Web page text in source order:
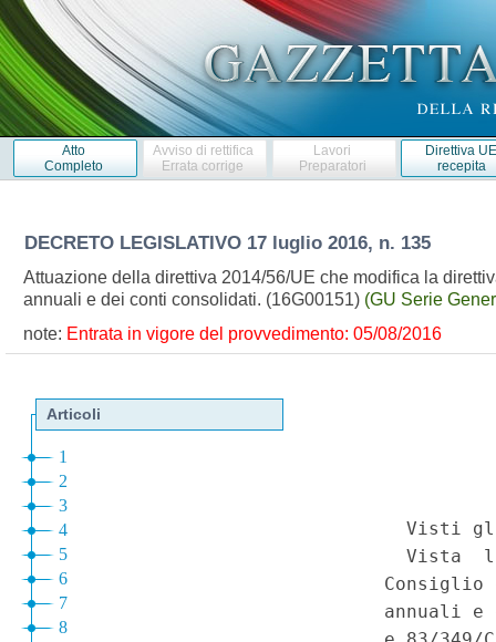
Atto
Completo
Avviso di rettifica
Errata corrige
Lavori
Preparatori
Direttiva
recepita
DECRETO LEGISLATIVO 17 luglio 2016, n. 135
Attuazione della direttiva 2014/56/UE che modifica la
annuali e dei conti consolidati. (16G00151) (GU Serie
note: Entrata in vigore del provvedimento: 05/08/2016